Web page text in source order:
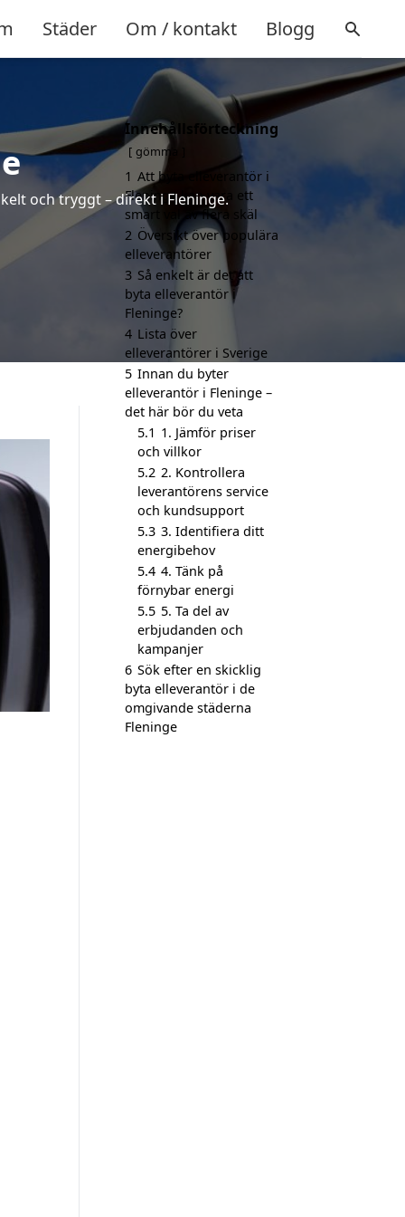
Städer Om / kontakt Blogg
och tryggt – direkt i Fleninge.
Innehållsförteckning
gömma
1 Att byta elleverantör i
Fleninge kan vara ett
smart val av flera skäl
2 Översikt över populära
elleverantörer
3 Så enkelt är det att
byta elleverantör i
Fleninge?
4 Lista över
elleverantörer i Sverige
5 Innan du byter
elleverantör i Fleninge –
det här bör du veta
5.1 1. Jämför priser
och villkor
5.2 2. Kontrollera
leverantörens service
och kundsupport
5.3 3. Identifiera ditt
energibehov
5.4 4. Tänk på
förnybar energi
5.5 5. Ta del av
erbjudanden och
kampanjer
6 Sök efter en skicklig
byta elleverantör i de
omgivande städerna
Fleninge